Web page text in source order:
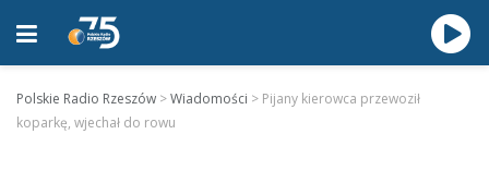
Polskie Radio Rzeszów >Wiadomości > Pijany kierowca przewoził
koparkę, wjechał do rowu